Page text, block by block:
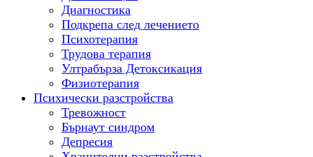
Диагностика
Подкрепа след лечението
Психотерапия
Трудова терапия
Ултрабърза Детоксикация
Физиотерапия
Психически разстройства
Тревожност
Бърнаут синдром
Депресия